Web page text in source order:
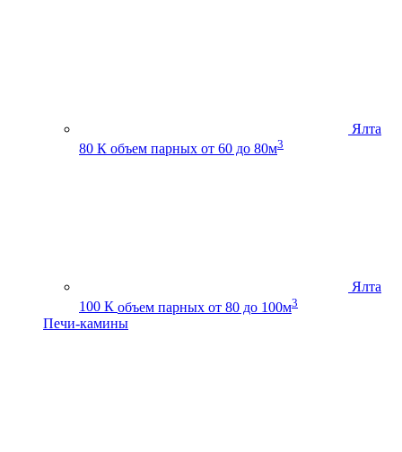
Ялта
80 К объем парных от 60 до 80м3
Ялта
100 К объем парных от 80 до 100м3
Печи-камины